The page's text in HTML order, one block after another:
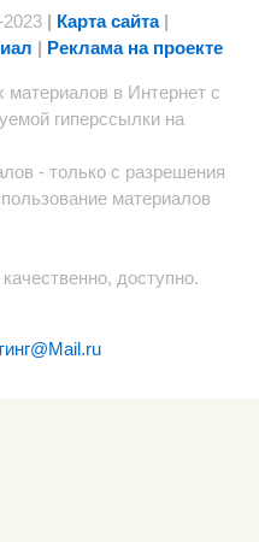
| Карта сайта|
| Реклама на проекте
материалов в Интернет с
гиперссылки на
- только с разрешения
материалов
доступно.